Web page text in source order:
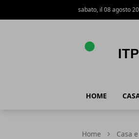
sabato, il 08 agosto
HOME
Home Casa